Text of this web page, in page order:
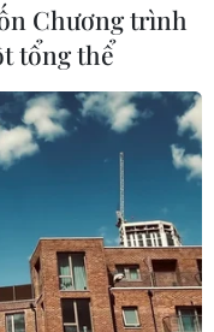
Chương trình
tổng thể